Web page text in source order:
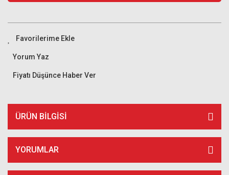
Yorum Yaz
Fiyatı Düşünce Haber Ver
ÜRÜN BILGISI
YORUMLAR